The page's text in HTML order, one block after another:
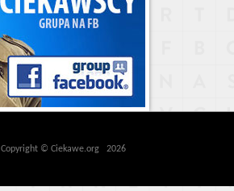
Copyright © Ciekawe.org 2026